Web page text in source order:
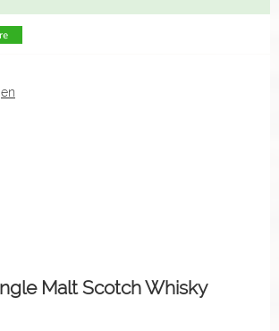
Malt Scotch Whisky